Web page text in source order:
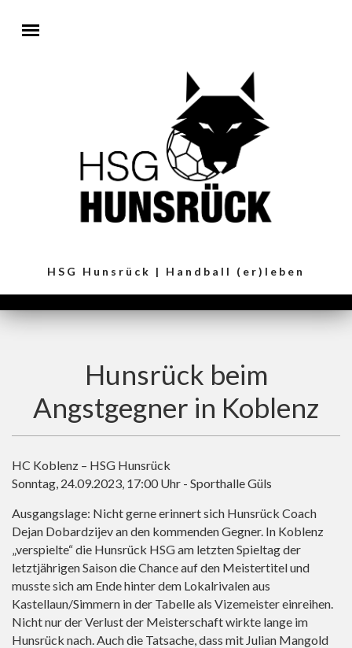
HSG Hunsrück | Handball (er)leben
Hunsrück beim
Angstgegner in Koblenz
HC Koblenz – HSG Hunsrück
Sonntag, 24.09.2023, 17:00 Uhr - Sporthalle Güls
Ausgangslage: Nicht gerne erinnert sich Hunsrück Coach
Dejan Dobardzijev an den kommenden Gegner. In Koblenz
„verspielte“ die Hunsrück HSG am letzten Spieltag der
letztjährigen Saison die Chance auf den Meistertitel und
musste sich am Ende hinter dem Lokalrivalen aus
Kastellaun/Simmern in der Tabelle als Vizemeister einreihen.
Nicht nur der Verlust der Meisterschaft wirkte lange im
Hunsrück nach. Auch die Tatsache, dass mit Julian Mangold